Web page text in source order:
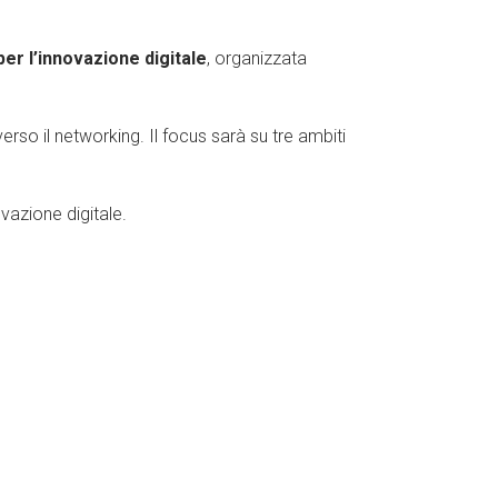
l’innovazione digitale, organizzata
il networking. Il focus sarà su tre ambiti
digitale.